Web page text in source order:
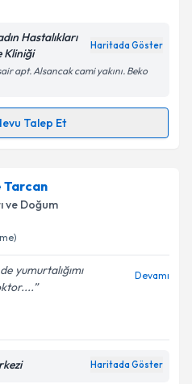
ilişkin
kişisel verilerimin belirtilen
kabul ediyorum.
Gönder
Hastalıkları
Kliniği
Haritada Göster
apt. Alsancak cami yakını. Beko
Talep Et
için randevu takvimi talebi
randevu almanız için bir
e-posta ile bilgilendireceğiz.
ilişkin
kişisel verilerimin belirtilen
kabul ediyorum.
Tarcan
ve Doğum
yumurtalığımı
Devamı
Haritada Göster